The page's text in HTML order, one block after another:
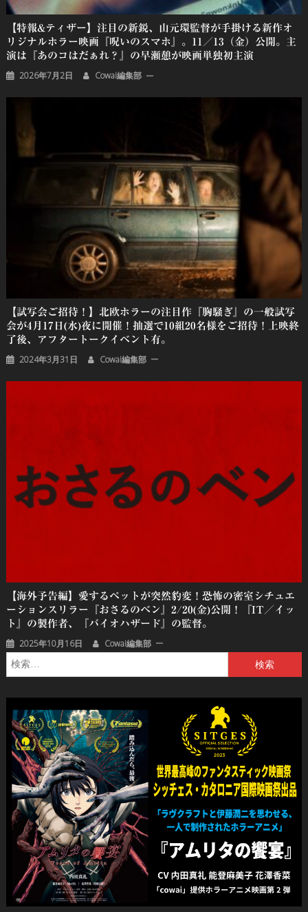
【特報&ティザー】注目の新鋭、山元環監督が手掛ける新作オ
リジナルホラー映画『呪いのスマホ』。11／13（金）公開。主
演は『あのコはだぁれ？』の早瀬憩が映画単独初主演
2026年7月2日 Cowai編集部
【試写会ご招待！】北欧ホラーの注目作『胸騒ぎ』の一般試写
会が4月17日(水)夜に開催！抽選で10組20名様をご招待！上映終
了後、アフタートークイベント有。
2024年3月31日 Cowai編集部
【海外予告編】愛するペットが突然豹変！恐怖の密室シチュエ
ーションスリラー『おさるのベン』2/20(金)公開！『IT／イッ
ト』の製作者、『バイオハザード』の監督。
2025年10月16日 Cowai編集部
索: